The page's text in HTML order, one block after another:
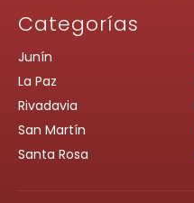
Categorías
Junín
La Paz
Rivadavia
San Martín
Santa Rosa